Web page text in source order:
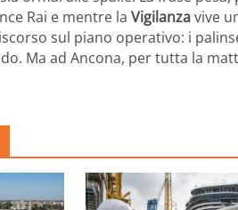
Rai e mentre la Vigilanzavive
sul piano operativo: i
Ma ad Ancona, per tutta la